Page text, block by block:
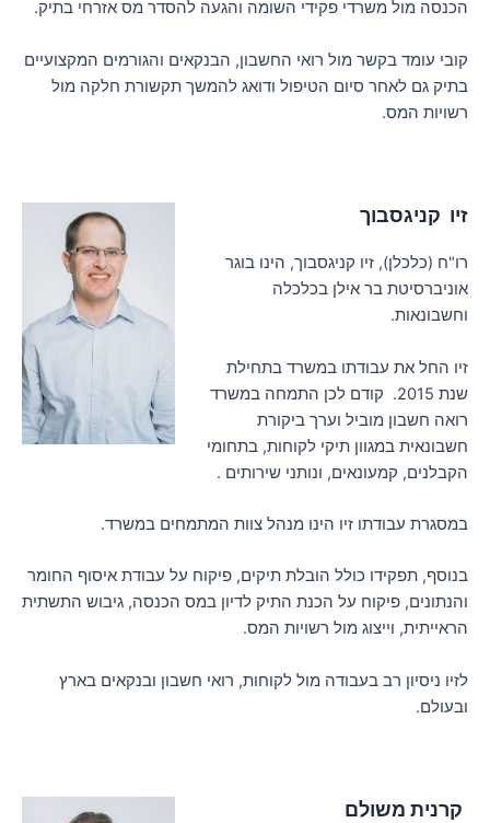
הכנסה מול משרדי פקידי השומה והגעה להסדר מס אזרחי בתיק.
קובי עומד בקשר מול רואי החשבון, הבנקאים והגורמים המקצועיים
בתיק גם לאחר סיום הטיפול ודואג להמשך תקשורת חלקה מול
רשויות המס.
זיו קניגסבוך
רו"ח (כלכלן), זיו קניגסבוך, הינו בוגר
אוניברסיטת בר אילן בכלכלה
וחשבונאות.
זיו החל את עבודתו במשרד בתחילת
שנת 2015. קודם לכן התמחה במשרד
רואה חשבון מוביל וערך ביקורת
חשבונאית במגוון תיקי לקוחות, בתחומי
הקבלנים, קמעונאים, ונותני שירותים .
במסגרת עבודתו זיו הינו מנהל צוות המתמחים במשרד.
בנוסף, תפקידו כולל הובלת תיקים, פיקוח על עבודת איסוף החומר
והנתונים, פיקוח על הכנת התיק לדיון במס הכנסה, גיבוש התשתית
הראייתית, וייצוג מול רשויות המס.
לזיו ניסיון רב בעבודה מול לקוחות, רואי חשבון ובנקאים בארץ
ובעולם.
קרנית משולם